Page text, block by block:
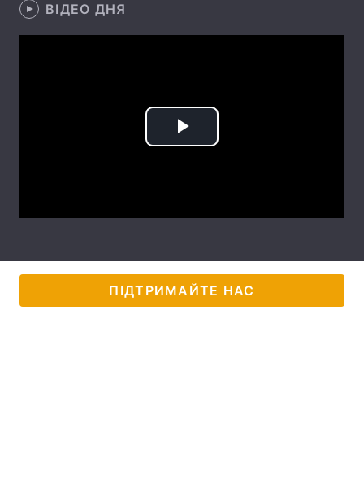
Здоров'я
Контакти
Послуги
ВІДЕО ДНЯ
Play
ПІДТРИМАЙТЕ НАС